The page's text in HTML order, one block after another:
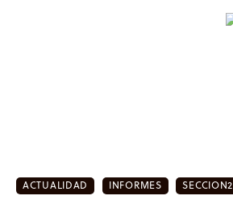
Investigación
ACTUALIDAD INFORMES SECCION2